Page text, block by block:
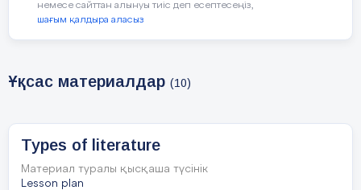
немесе сайттан алынуы тиіс деп есептесеңіз,
шағым қалдыра аласыз
Ұқсас материалдар (10)
Types of literature
Материал туралы қысқаша түсінік
Lesson plan